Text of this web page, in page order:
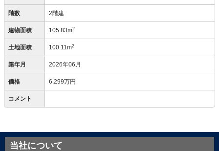
階数 2階建
建物面積 105.83m2
土地面積 100.11m2
築年月 2026年06月
価格 6,299万円
コメント
当社について